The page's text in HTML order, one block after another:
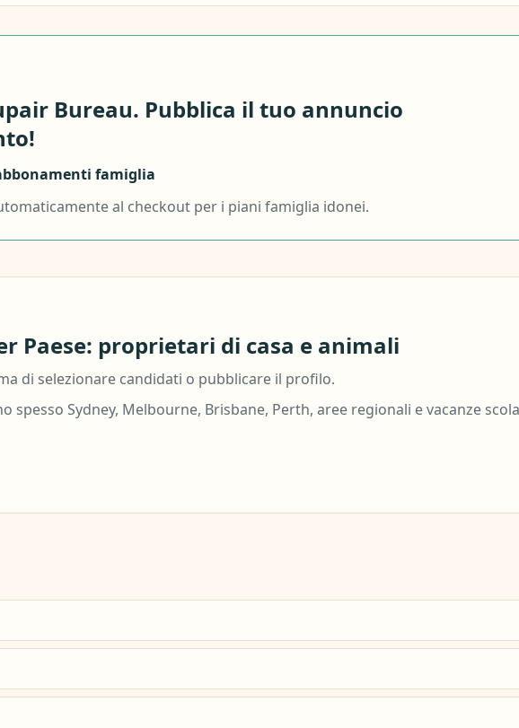
Bureau. Pubblica il tuo annuncio
famiglia
al checkout per i piani famiglia idonei.
Paese: proprietari di casa e animali
di selezionare candidati o pubblicare il profilo.
spesso Sydney, Melbourne, Brisbane, Perth, aree regionali e vacanze